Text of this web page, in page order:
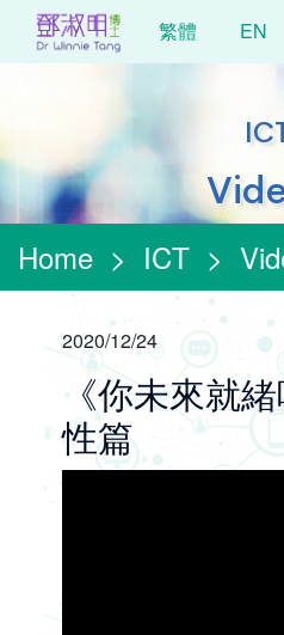
繁體 EN
Home > ICT >
2020/12/24
《你未來就
性篇